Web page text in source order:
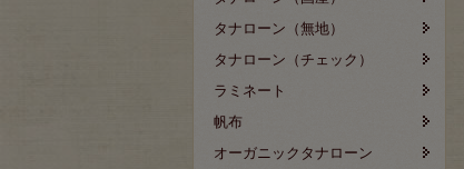
タナローン（無地）
タナローン（チェック）
ラミネート
帆布
オーガニックタナローン